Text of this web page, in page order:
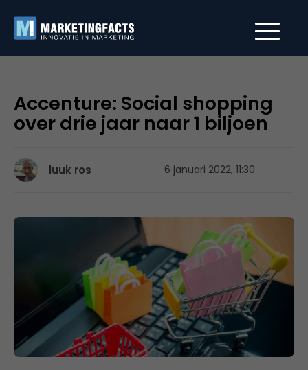
Accenture: Social shopping
over drie jaar naar 1 biljoen
luuk ros 6 januari 2022, 11:30